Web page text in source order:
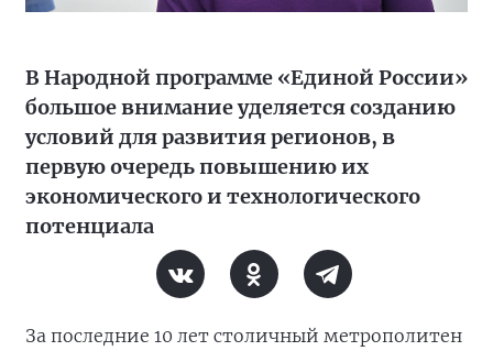
В Народной программе «Единой России»
большое внимание уделяется созданию
условий для развития регионов, в
первую очередь повышению их
экономического и технологического
потенциала
За последние 10 лет столичный метрополитен